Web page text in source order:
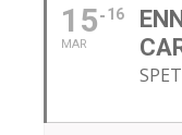
15
MAR
16